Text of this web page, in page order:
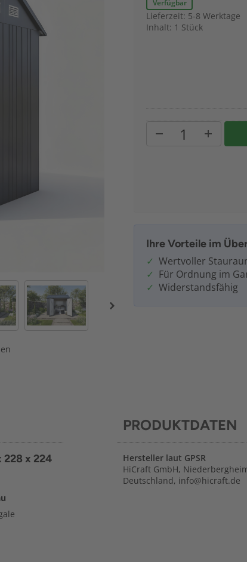
Verfügbar
Lieferzeit: 5-8 Werktage
Inhalt: 1 Stück
Ihre Vorteile im
Wertvoller
Für Ordnung im
Widerstandsfähig
228 x 224
PRODUKTDATEN
Hersteller laut GPSR
HiCraft GmbH,
Deutschland, info@hicraft.de